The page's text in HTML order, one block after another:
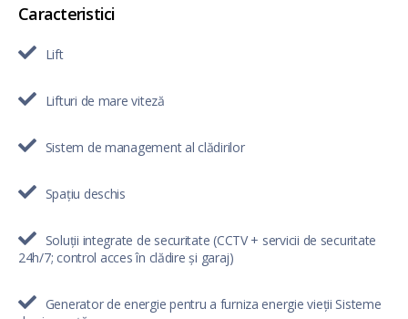
Caracteristici
Lift
Lifturi de mare viteză
Sistem de management al clădirilor
Spațiu deschis
Soluții integrate de securitate (CCTV + servicii de securitate
24h/7; control acces în clădire și garaj)
Generator de energie pentru a furniza energie vieții Sisteme